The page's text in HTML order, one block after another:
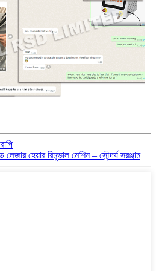
হেয়ার রিমুভাল মেশিন – সৌন্দর্য সরঞ্জাম